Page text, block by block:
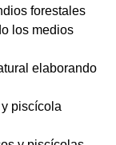
forestales
los medios
elaborando
piscícola